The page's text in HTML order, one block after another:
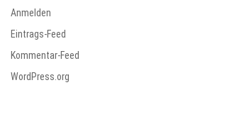
Anmelden
Eintrags-Feed
Kommentar-Feed
WordPress.org